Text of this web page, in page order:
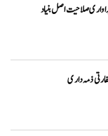
صلاحیت اصل بنیاد
ذمہ داری